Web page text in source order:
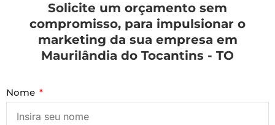
Solicite um orçamento sem
compromisso, para impulsionar o
marketing da sua empresa em
Maurilândia do Tocantins - TO
Nome